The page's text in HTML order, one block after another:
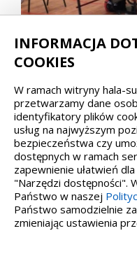
INFORMACJA
COOKIES
W ramach witryny hala-
przetwarzamy dane
identyfikatory plików
usług na najwyższym
bezpieczeństwa czy
dostępnych w ramach
zapewnienie ułatwień
"Narzędzi dostępności".
Państwo w naszej
Państwo samodzielnie
zmieniając ustawienia